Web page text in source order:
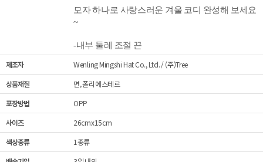
모자 하나로 사랑스러운 겨울 코디 완성해 보세요
~
-내부 둘레 조절 끈
제조자
Wenling Mingshi Hat Co., Ltd. / (주)Tree
상품재질
면, 폴리에스테르
포장방법
OPP
사이즈
26cmx15cm
색상종류
1종류